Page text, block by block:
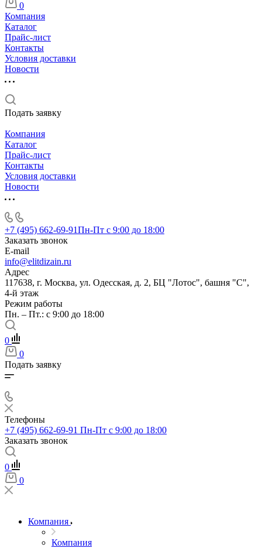
0
Компания
Каталог
Прайс-лист
Контакты
Условия доставки
Новости
Подать заявку
Компания
Каталог
Прайс-лист
Контакты
Условия доставки
Новости
+7 (495) 662-69-91Пн-Пт c 9:00 до 18:00
Заказать звонок
E-mail
info@elitdizain.ru
Адрес
117638, г. Москва, ул. Одесская, д. 2, БЦ "Лотос", башня "С",
4-й этаж
Режим работы
Пн. – Пт.: с 9:00 до 18:00
0
0
Подать заявку
Телефоны
+7 (495) 662-69-91 Пн-Пт c 9:00 до 18:00
Заказать звонок
0
0
Компания
Компания